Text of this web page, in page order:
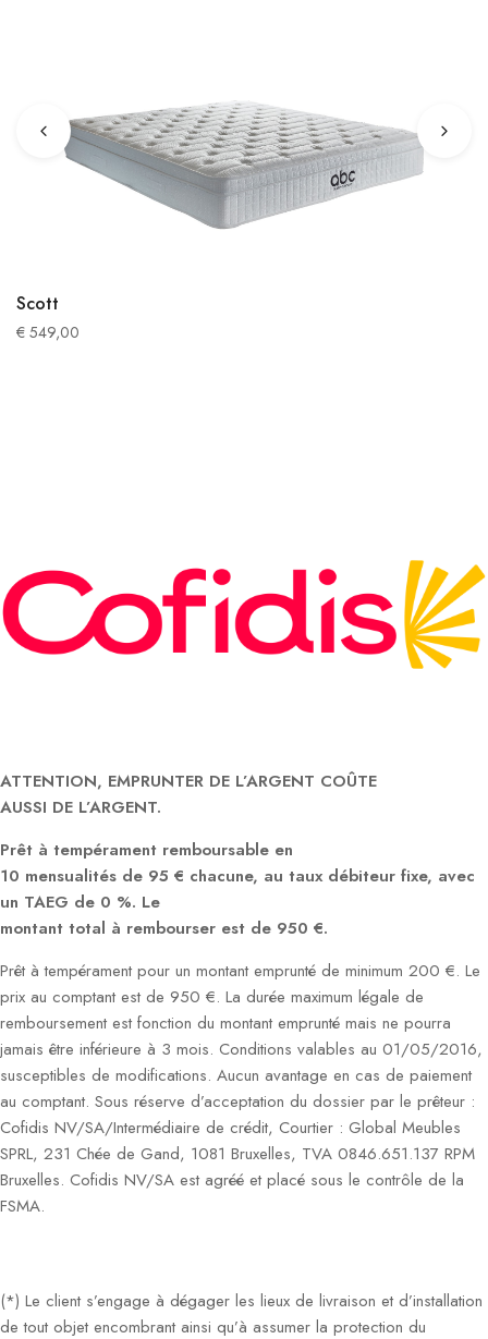
Scott
€ 549,00
ATTENTION, EMPRUNTER DE L’ARGENT COÛTE
AUSSI DE L’ARGENT.
Prêt à tempérament remboursable en
10 mensualités de 95 € chacune, au taux débiteur fixe, avec
un TAEG de 0 %. Le
montant total à rembourser est de 950 €.
Prêt à tempérament pour un montant emprunté de minimum 200 €. Le
prix au comptant est de 950 €. La durée maximum légale de
remboursement est fonction du montant emprunté mais ne pourra
jamais être inférieure à 3 mois. Conditions valables au 01/05/2016,
susceptibles de modifications. Aucun avantage en cas de paiement
au comptant. Sous réserve d’acceptation du dossier par le prêteur :
Cofidis NV/SA/Intermédiaire de crédit, Courtier : Global Meubles
SPRL, 231 Chée de Gand, 1081 Bruxelles, TVA 0846.651.137 RPM
Bruxelles. Cofidis NV/SA est agréé et placé sous le contrôle de la
FSMA.
(*) Le client s’engage à dégager les lieux de livraison et d’installation
de tout objet encombrant ainsi qu’à assumer la protection du